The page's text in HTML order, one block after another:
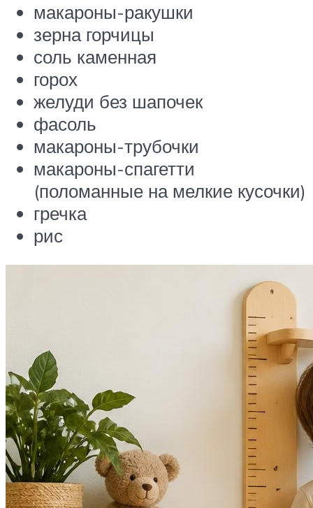
макароны-ракушки
зерна горчицы
соль каменная
горох
желуди без шапочек
фасоль
макароны-трубочки
макароны-спагетти
(поломанные на мелкие кусочки)
гречка
рис